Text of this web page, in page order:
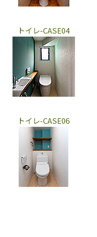
トイレ-CASE04
トイレ-CASE06